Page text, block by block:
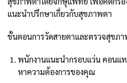
แนะนำปรึกษาเกี่ยวกับสุขภาพตา
ขั้นตอนการวัดสายตาและตรวจสุขภา
พนักงานแนะนำกรอบแว่น คอนแ
หาความต้องการของคุณ